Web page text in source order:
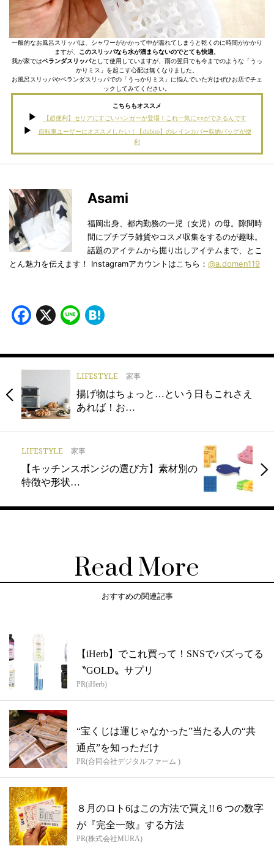
一般的なお風呂スリッパは、シャワーがかかって中が濡れてしまうと乾くのに時間がかかり
ますが、 このスリッパなら水が溜まらないのでとても快適
我が家ではベランダスリッパとして使用していますが、雨の翌日でも今までのような「うっ
かりミス」を起こす心配は無くなりました。
お風呂スリッパやベランダスリッパでの「うっかりミス」に悩んでいた方はぜひお店でチェ
ックしてみてください。
こちらもオススメ
【超便利】セリアにすごいハンガーが登場！これ一気に○○ができるんです
自転車ユーザーにオススメしたい！【chibito】のレインカバー収納バッグが便
利
Asami
福岡出身、都内勤務の一児（女児）の母。隙間時
間にプチプラ雑貨やコスメ収集をするのが趣味。
話題のアイテムから掘り出しアイテムまで、とこ
とん魅力を伝えます！ Instagramアカウントはこちら： @a.domen119
Facebook
X Line
LIFESTYLE 家事
揚げ物はちょっと…という日もこれさえ
あれば！お…
LIFESTYLE 家事
【キッチンスポンジの選び方】素材別の
特徴や形状…
Read More
おすすめの関連記事
【iHerb】でこれ買って！SNSでバズってる
〝GOLD〟サプリ
PR(iHerb)
“宝くじは運じゃなかった”当たる人の“共
通点”を知っただけ
PR(合同会社デジタルファーム )
８月のロト6はこの方法で買え!!６つの数字
が『完全一致』する方法
PR(株式会社MURA)